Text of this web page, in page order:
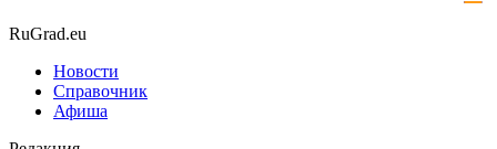
RuGrad.eu
Новости
Справочник
Афиша